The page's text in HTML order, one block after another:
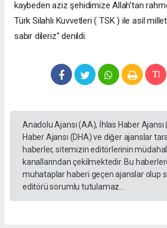
kaybeden aziz şehidimize Allah'tan
Türk Silahlı Kuvvetleri ( TSK ) ile asil
sabır dileriz" denildi.
Anadolu Ajansı (AA), İhlas Haber
Haber Ajansı (DHA) ve diğer ajanslar
haberler, sitemizin editörlerinin
kanallarından çekilmektedir. Bu
muhataplar haberi geçen ajanslar olup
editörü sorumlu tutulamaz...